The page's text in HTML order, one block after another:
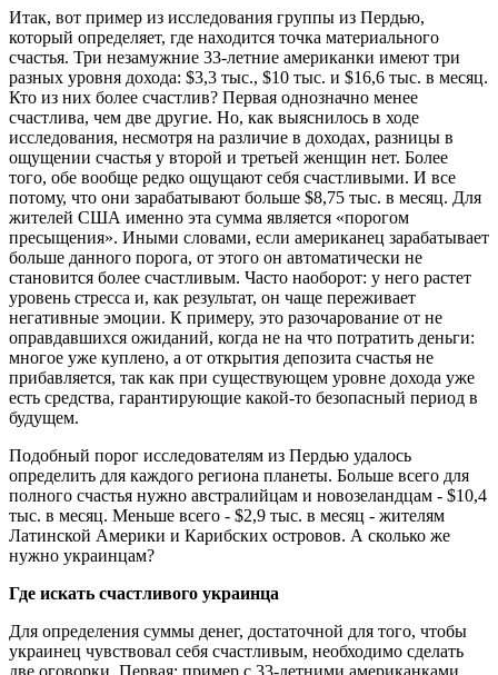
Итак, вот пример из исследования группы из Пердью,
который определяет, где находится точка материального
счастья. Три незамужние 33-летние американки имеют три
разных уровня дохода: $3,3 тыс., $10 тыс. и $16,6 тыс. в месяц.
Кто из них более счастлив? Первая однозначно менее
счастлива, чем две другие. Но, как выяснилось в ходе
исследования, несмотря на различие в доходах, разницы в
ощущении счастья у второй и третьей женщин нет. Более
того, обе вообще редко ощущают себя счастливыми. И все
потому, что они зарабатывают больше $8,75 тыс. в месяц. Для
жителей США именно эта сумма является «порогом
пресыщения». Иными словами, если американец зарабатывает
больше данного порога, от этого он автоматически не
становится более счастливым. Часто наоборот: у него растет
уровень стресса и, как результат, он чаще переживает
негативные эмоции. К примеру, это разочарование от не
оправдавшихся ожиданий, когда не на что потратить деньги:
многое уже куплено, а от открытия депозита счастья не
прибавляется, так как при существующем уровне дохода уже
есть средства, гарантирующие какой-то безопасный период в
будущем.
Подобный порог исследователям из Пердью удалось
определить для каждого региона планеты. Больше всего для
полного счастья нужно австралийцам и новозеландцам - $10,4
тыс. в месяц. Меньше всего - $2,9 тыс. в месяц - жителям
Латинской Америки и Карибских островов. А сколько же
нужно украинцам?
Где искать счастливого украинца
Для определения суммы денег, достаточной для того, чтобы
украинец чувствовал себя счастливым, необходимо сделать
две оговорки. Первая: пример с 33-летними американками